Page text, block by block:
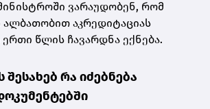
ვარაუდობენ, რომ
აკრედიტაციას
წლის ჩავარდნა ექნება.
შესახებ რა იძებნება